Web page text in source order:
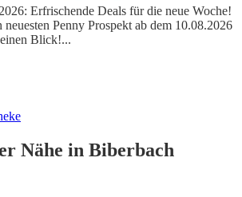
Erfrischende Deals für die neue Woche!
Penny Prospekt ab dem 10.08.2026
Blick!...
Nähe in Biberbach